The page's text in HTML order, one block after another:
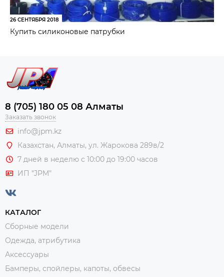
26 СЕНТЯБРЯ 2018
Купить силиконовые патрубки
8 (705) 180 05 08 Алматы
Заказать звонок
info@jpm.kz
Казахстан, Алматы, ул. Жарокова 289в/2
7 дней в неделю с 10:00 до 19:00 часов
ИП "JPM"
КАТАЛОГ
Сборные модели
Одежда, атрибутика
Аксессуары
Бамперы, спойлеры, капоты, обвесы